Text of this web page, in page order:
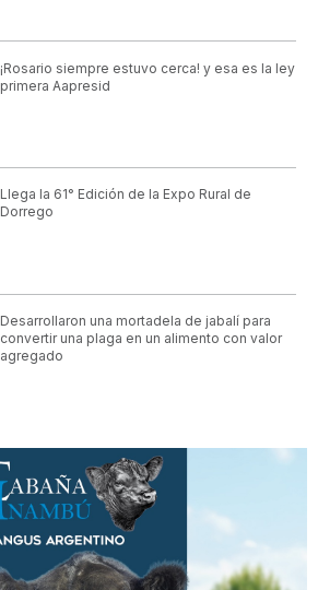
¡Rosario siempre estuvo cerca! y esa es la ley
primera Aapresid
Llega la 61° Edición de la Expo Rural de
Dorrego
Desarrollaron una mortadela de jabalí para
convertir una plaga en un alimento con valor
agregado